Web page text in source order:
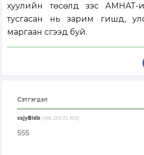
хуулийн төсөлд зэс АМНАТ-
тусгасан нь зарим гишүүд,
маргаан үүсгээд буй.
Сэтгэгдэл
xsjyBldb[198.251.72.103]
555